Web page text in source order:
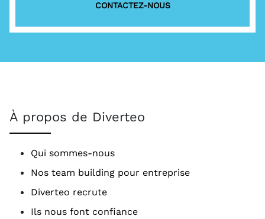
CONTACTEZ-NOUS
À propos de Diverteo
Qui sommes-nous
Nos team building pour entreprise
Diverteo recrute
Ils nous font confiance